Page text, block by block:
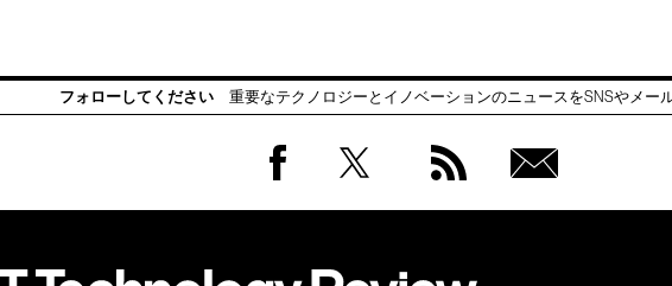
フォローしてください 重要なテクノロジーとイノベーションのニュースをSNSやメー
会員